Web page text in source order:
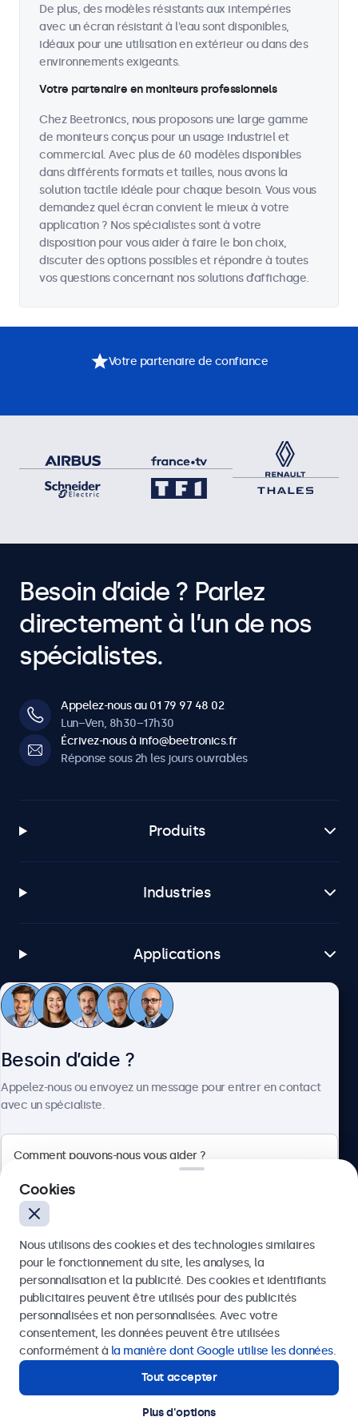
De plus, des modèles résistants aux intempéries
avec un écran résistant à l'eau sont disponibles,
idéaux pour une utilisation en extérieur ou dans des
environnements exigeants.
Votre partenaire en moniteurs professionnels
Chez Beetronics, nous proposons une large gamme
de moniteurs conçus pour un usage industriel et
commercial. Avec plus de 60 modèles disponibles
dans différents formats et tailles, nous avons la
solution tactile idéale pour chaque besoin. Vous vous
demandez quel écran convient le mieux à votre
application ? Nos spécialistes sont à votre
disposition pour vous aider à faire le bon choix,
discuter des options possibles et répondre à toutes
vos questions concernant nos solutions d’affichage.
Votre partenaire de confiance
Besoin d’aide ? Parlez
directement à l’un de nos
spécialistes.
Appelez-nous au 01 79 97 48 02
Lun–Ven, 8h30–17h30
Écrivez-nous à info@beetronics.fr
Réponse sous 2h les jours ouvrables
Produits
Industries
Applications
Service client
4.8/5 noté par 5000+ entreprises
Français
Besoin d’aide ?
Appelez-nous ou envoyez un message pour entrer en contact
avec un spécialiste.
Envoyer
Ou appelez-nous au01 79 97 48 02
Contactez nos spécialistes.
Cookies
Nous utilisons des cookies et des technologies similaires
pour le fonctionnement du site, les analyses, la
personnalisation et la publicité. Des cookies et identifiants
publicitaires peuvent être utilisés pour des publicités
personnalisées et non personnalisées. Avec votre
consentement, les données peuvent être utilisées
conformément à la manière dont Google utilise les données.
Tout accepter
Plus d'options